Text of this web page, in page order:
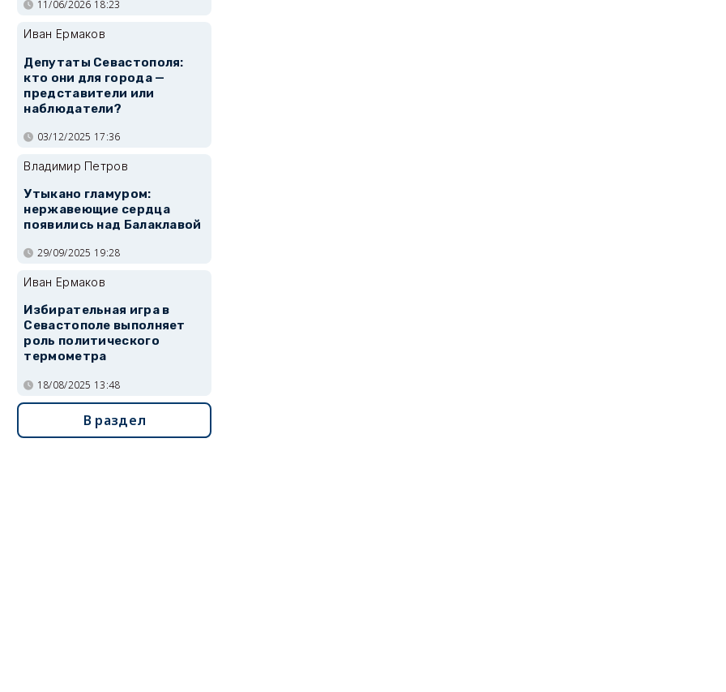
11/06/2026 18:23
Иван Ермаков
Депутаты Севастополя:
кто они для города —
представители или
наблюдатели?
03/12/2025 17:36
Владимир Петров
Утыкано гламуром:
нержавеющие сердца
появились над Балаклавой
29/09/2025 19:28
Иван Ермаков
Избирательная игра в
Севастополе выполняет
роль политического
термометра
18/08/2025 13:48
В раздел